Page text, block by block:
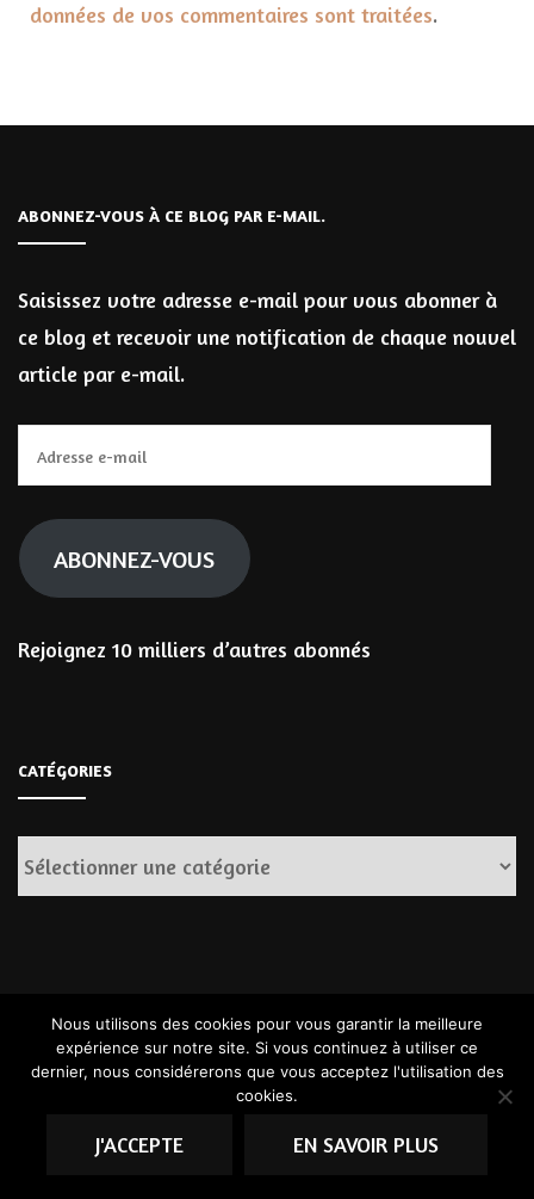
données de vos commentaires sont traitées.
ABONNEZ-VOUS À CE BLOG PAR E-MAIL.
Saisissez votre adresse e-mail pour vous abonner à
ce blog et recevoir une notification de chaque nouvel
article par e-mail.
e-
mail
ABONNEZ-VOUS
Rejoignez 10 milliers d’autres abonnés
CATÉGORIES
Catégories
Archives
Nous utilisons des cookies pour vous garantir la meilleure
expérience sur notre site. Si vous continuez à utiliser ce
dernier, nous considérerons que vous acceptez l'utilisation des
cookies.
J'ACCEPTE EN SAVOIR PLUS